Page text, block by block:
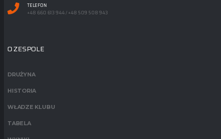
TELEFON
+48 660 613 944 / +48 509 508 943
O ZESPOLE
DRUŻYNA
HISTORIA
WŁADZE KLUBU
TABELA